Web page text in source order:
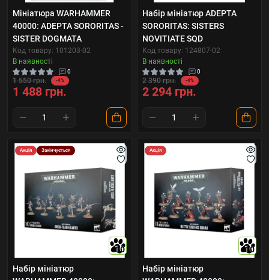
Мініатюра WARHAMMER
40000: ADEPTA SORORITAS -
SISTER DOGMATA
Код товару: 101203-02
В наявності
0
1 550 грн. -4%
1 488 грн.
Набір мініатюр ADEPTA
SORORITAS: SISTERS
NOVITIATE SQD
Код товару: 124807-02
В наявності
0
2 390 грн. -4%
2 294 грн.
Акція Закінчується
10
Набір мініатюр
Акція
10
Набір мініатюр